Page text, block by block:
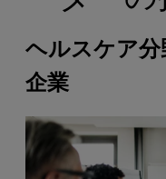
ヘルスケア
企業